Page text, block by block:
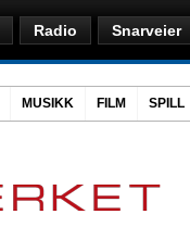
Radio Snarveier
MUSIKK FILM SPILL